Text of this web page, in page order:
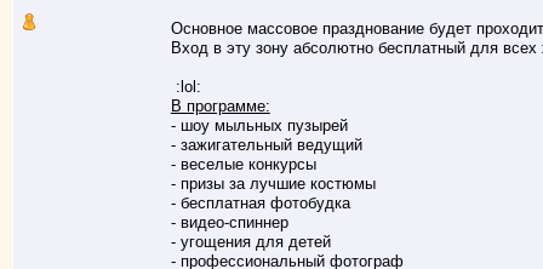
Основное массовое празднование будет
Вход в эту зону абсолютно бесплатный для
:lol:
В программе:
- шоу мыльных пузырей
- зажигательный ведущий
- веселые конкурсы
- призы за лучшие костюмы
- бесплатная фотобудка
- видео-спиннер
- угощения для детей
- профессиональный фотограф